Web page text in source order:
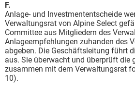
F.
Anlage- und Investmententscheide
Verwaltungsrat von Alpine Select
Committee aus Mitgliedern des
Anlageempfehlungen zuhanden des
abgeben. Die Geschäftsleitung führt
aus. Sie überwacht und überprüft die
zusammen mit dem Verwaltungsrat
10).